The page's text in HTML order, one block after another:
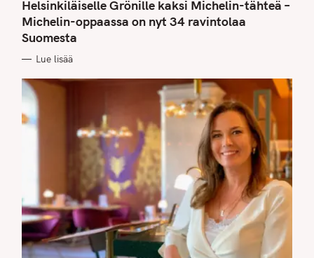
E
G
O
R
I
S
Helsinkiläiselle Grönille kaksi Michelin-tähteä –
Michelin-oppaassa on nyt 34 ravintolaa
Suomesta
Lue lisää